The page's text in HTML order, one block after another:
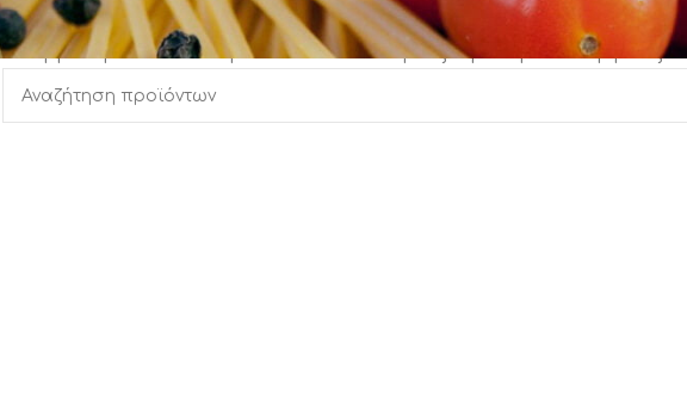
Δεν βρέθηκε κανένα προϊόν που να ταιριάζει με την επιλογή σας.